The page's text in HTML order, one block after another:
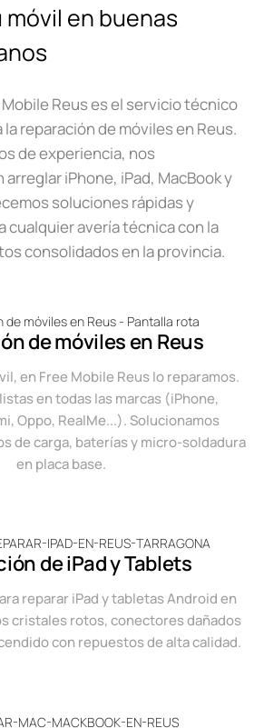
móvil en buenas
Reus es el servicio técnico
reparación de móviles en Reus.
de experiencia, nos
iPhone, iPad, MacBook y
soluciones rápidas y
cualquier avería técnica con la
consolidados en la provincia.
de móviles en Reus
en Free Mobile Reus lo reparamos.
en todas las marcas (iPhone,
Oppo, RealMe...). Solucionamos
de carga, baterías y micro-soldadura
en placa base.
de iPad y Tablets
reparar iPad y tabletas Android en
cristales rotos, conectores dañados
con repuestos de alta calidad.